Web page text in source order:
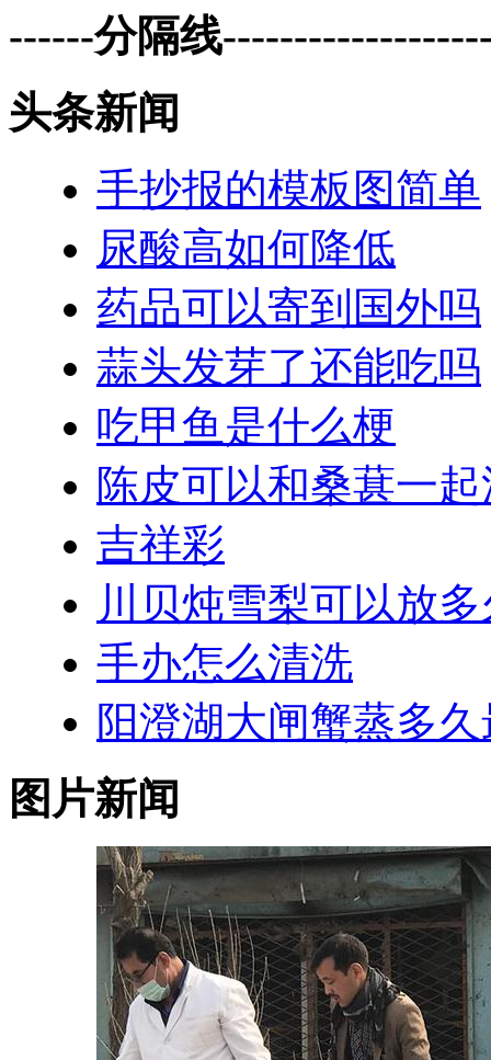
------分隔线
头条新闻
手抄报的模板图简单
尿酸高如何降低
药品可以寄到国外吗
蒜头发芽了还能吃吗
吃甲鱼是什么梗
陈皮可以和桑葚一
吉祥彩
川贝炖雪梨可以放
手办怎么清洗
阳澄湖大闸蟹蒸多
图片新闻